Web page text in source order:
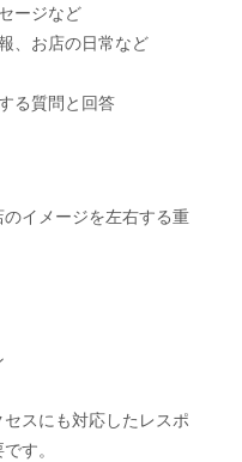
ージなど
、お店の日常など
る質問と回答
イメージを左右する重
スにも対応したレスポ
す。